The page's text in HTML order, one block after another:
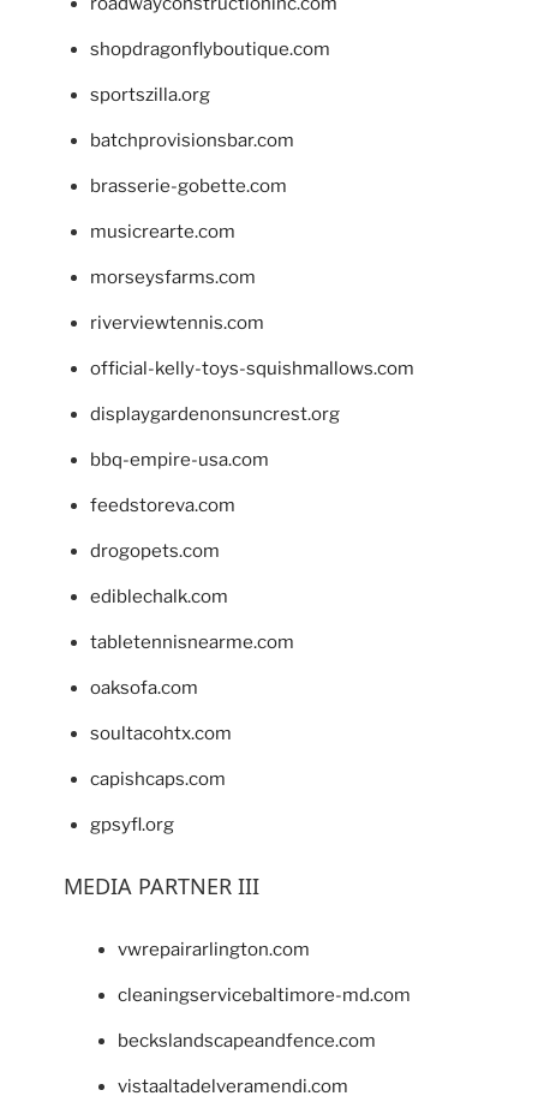
shopdragonflyboutique.com
sportszilla.org
batchprovisionsbar.com
brasserie-gobette.com
musicrearte.com
morseysfarms.com
riverviewtennis.com
official-kelly-toys-squishmallows.com
displaygardenonsuncrest.org
bbq-empire-usa.com
feedstoreva.com
drogopets.com
ediblechalk.com
tabletennisnearme.com
oaksofa.com
soultacohtx.com
capishcaps.com
gpsyfl.org
MEDIA PARTNER III
vwrepairarlington.com
cleaningservicebaltimore-md.com
beckslandscapeandfence.com
vistaaltadelveramendi.com